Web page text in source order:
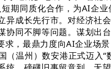
期同质化合作，为AI企
成长先行市。对经济社
同不脚等问题。谋划出
，最鼎力度向AI企业场
温州）数安港正式迈入